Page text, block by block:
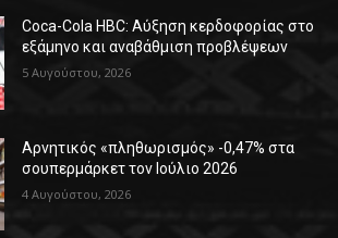
Coca-Cola HBC: Αύξηση κερδοφορίας στο
εξάμηνο και αναβάθμιση προβλέψεων
5 Αυγούστου, 2026
Αρνητικός «πληθωρισμός» -0,47% στα
σουπερμάρκετ τον Ιούλιο 2026
4 Αυγούστου, 2026